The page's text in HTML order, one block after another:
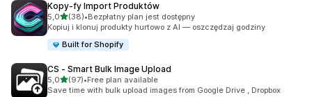
Kopy‑fy Import Produktów
5,0na 5 gwiazdek
(38)
Łączna liczba recenzji: 38
•Bezpłatny plan jest dostępny
Kopiuj i klonuj produkty hurtowo z AI — oszczędzaj godziny
Built for Shopify
CS ‑ Smart Bulk Image Upload
5,0na 5 gwiazdek
(97)
Łączna liczba recenzji: 97
•Free plan available
Save time with bulk upload images from Google Drive , Dropbox